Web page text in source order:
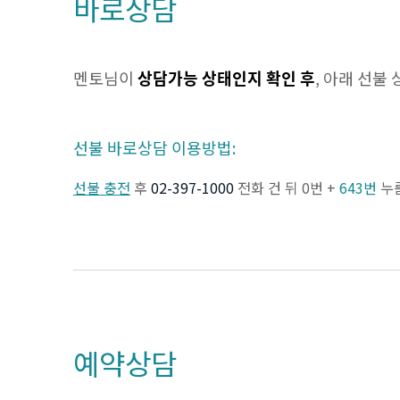
멘토님이 상담가능 상태인지 확인 후, 아래 선불
선불 바로상담 이용방법:
선불 충전 후 02-397-1000 전화 건 뒤 0번 + 643번 누
예약상담